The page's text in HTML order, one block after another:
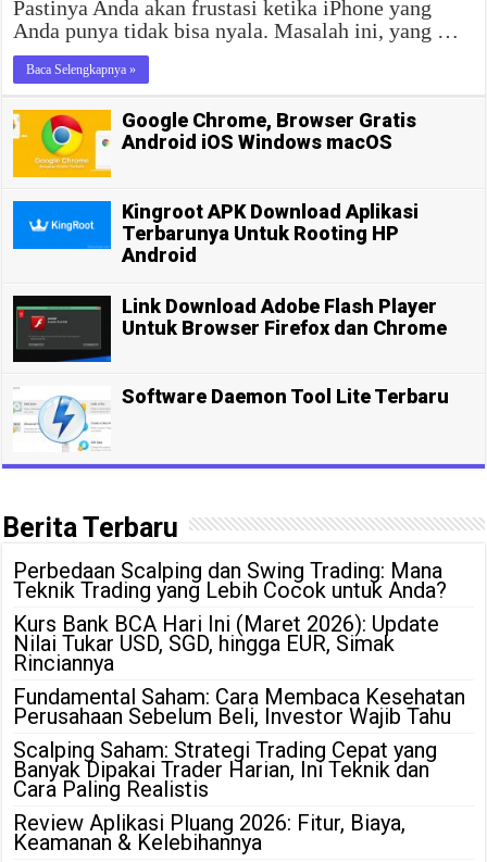
Pastinya Anda akan frustasi ketika iPhone yang
Anda punya tidak bisa nyala. Masalah ini, yang …
Baca Selengkapnya »
Google Chrome, Browser Gratis
Android iOS Windows macOS
Kingroot APK Download Aplikasi
Terbarunya Untuk Rooting HP
Android
Link Download Adobe Flash Player
Untuk Browser Firefox dan Chrome
Software Daemon Tool Lite Terbaru
Berita Terbaru
Perbedaan Scalping dan Swing Trading: Mana
Teknik Trading yang Lebih Cocok untuk Anda?
Kurs Bank BCA Hari Ini (Maret 2026): Update
Nilai Tukar USD, SGD, hingga EUR, Simak
Rinciannya
Fundamental Saham: Cara Membaca Kesehatan
Perusahaan Sebelum Beli, Investor Wajib Tahu
Scalping Saham: Strategi Trading Cepat yang
Banyak Dipakai Trader Harian, Ini Teknik dan
Cara Paling Realistis
Review Aplikasi Pluang 2026: Fitur, Biaya,
Keamanan & Kelebihannya